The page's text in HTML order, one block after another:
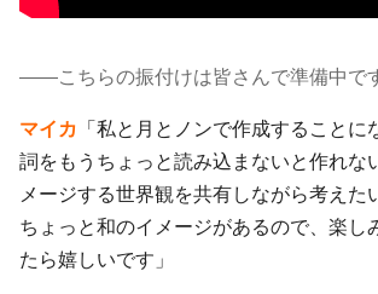
――こちらの振付けは皆さんで準備中で
マイカ 「私と月とノンで作成することに
詞をもうちょっと読み込まないと作れな
メージする世界観を共有しながら考えた
ちょっと和のイメージがあるので、楽し
たら嬉しいです」